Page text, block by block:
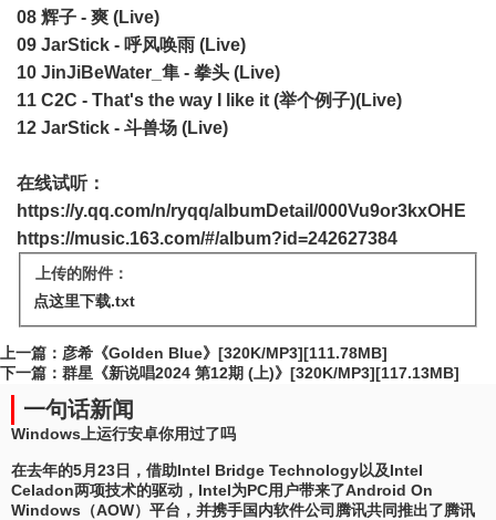
08 辉子 - 爽 (Live)
09 JarStick - 呼风唤雨 (Live)
10 JinJiBeWater_隼 - 拳头 (Live)
11 C2C - That's the way I like it (举个例子)(Live)
12 JarStick - 斗兽场 (Live)
在线试听：
https://y.qq.com/n/ryqq/albumDetail/000Vu9or3kxOHE
https://music.163.com/#/album?id=242627384
上传的附件：
点这里下载.txt
上一篇： 彦希《Golden Blue》[320K/MP3][111.78MB]
下一篇： 群星《新说唱2024 第12期 (上)》[320K/MP3][117.13MB]
一句话新闻
Windows上运行安卓你用过了吗
在去年的5月23日，借助Intel Bridge Technology以及Intel
Celadon两项技术的驱动，Intel为PC用户带来了Android On
Windows（AOW）平台，并携手国内软件公司腾讯共同推出了腾讯